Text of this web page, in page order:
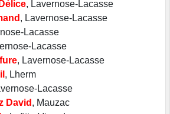
, Lavernose-Lacasse
, Lavernose-Lacasse
Lacasse
Lacasse
, Lavernose-Lacasse
, Lherm
Lacasse
David , Mauzac